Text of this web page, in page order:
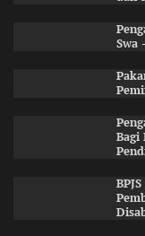
Swa
Bagi